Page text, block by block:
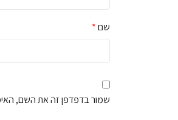
שם*
שמור בדפדפן זה את השם,